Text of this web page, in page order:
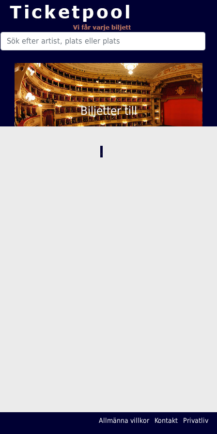
Biljetter till
,
Allmänna villkor Kontakt Privatliv